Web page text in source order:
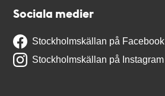
Sociala medier
Stockholmskällan på Facebook
Stockholmskällan på Instagram